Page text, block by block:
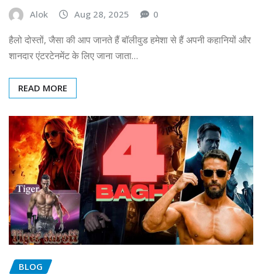
Alok Aug 28, 2025 0
हैलो दोस्तों, जैसा की आप जानते हैं बॉलीवुड हमेशा से हैं अपनी कहानियों और
शानदार एंटरटेनमेंट के लिए जाना जाता…
READ MORE
BLOG